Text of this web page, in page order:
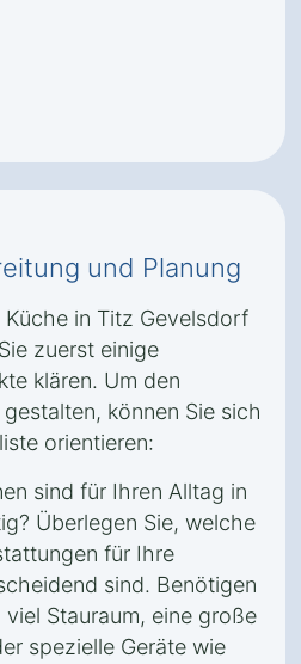
und Planung
Küche in Titz Gevelsdorf
zuerst einige
klären. Um den
können Sie sich
orientieren:
sind für Ihren Alltag in
Überlegen Sie, welche
für Ihre
sind. Benötigen
viel Stauraum, eine große
spezielle Geräte wie